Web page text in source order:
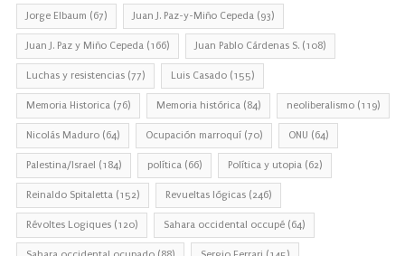
Jorge Elbaum (67) Juan J. Paz-y-Miño Cepeda (93)
Juan J. Paz y Miño Cepeda (166) Juan Pablo Cárdenas S. (108)
Luchas y resistencias (77) Luis Casado (155)
Memoria Historica (76) Memoria histórica (84) neoliberalismo (119)
Nicolás Maduro (64) Ocupación marroquí (70) ONU (64)
Palestina/Israel (184) política (66) Política y utopia (62)
Reinaldo Spitaletta (152) Revueltas lógicas (246)
Révoltes Logiques (120) Sahara occidental occupé (64)